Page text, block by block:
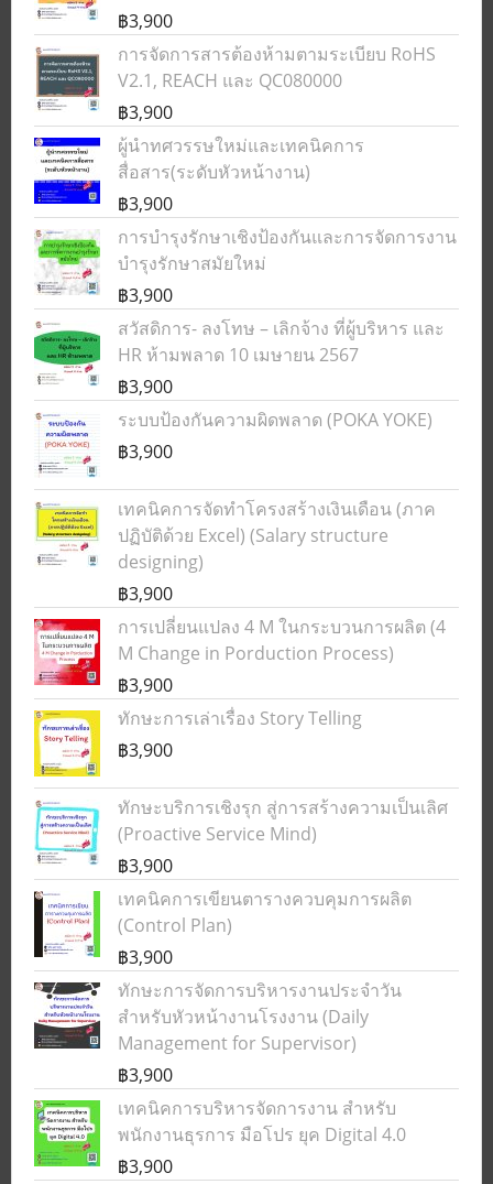
฿3,900
การจัดการสารต้องห้ามตามระเบียบ RoHS
V2.1, REACH และ QC080000
฿3,900
ผู้นำทศวรรษใหม่และเทคนิคการ
สื่อสาร(ระดับหัวหน้างาน)
฿3,900
การบำรุงรักษาเชิงป้องกันและการจัดการงาน
บำรุงรักษาสมัยใหม่
฿3,900
สวัสดิการ- ลงโทษ – เลิกจ้าง ที่ผู้บริหาร และ
HR ห้ามพลาด 10 เมษายน 2567
฿3,900
ระบบป้องกันความผิดพลาด (POKA YOKE)
฿3,900
เทคนิคการจัดทำโครงสร้างเงินเดือน (ภาค
ปฏิบัติด้วย Excel) (Salary structure
designing)
฿3,900
การเปลี่ยนแปลง 4 M ในกระบวนการผลิต (4
M Change in Porduction Process)
฿3,900
ทักษะการเล่าเรื่อง Story Telling
฿3,900
ทักษะบริการเชิงรุก สู่การสร้างความเป็นเลิศ
(Proactive Service Mind)
฿3,900
เทคนิคการเขียนตารางควบคุมการผลิต
(Control Plan)
฿3,900
ทักษะการจัดการบริหารงานประจำวัน
สำหรับหัวหน้างานโรงงาน (Daily
Management for Supervisor)
฿3,900
เทคนิคการบริหารจัดการงาน สำหรับ
พนักงานธุรการ มือโปร ยุค Digital 4.0
฿3,900